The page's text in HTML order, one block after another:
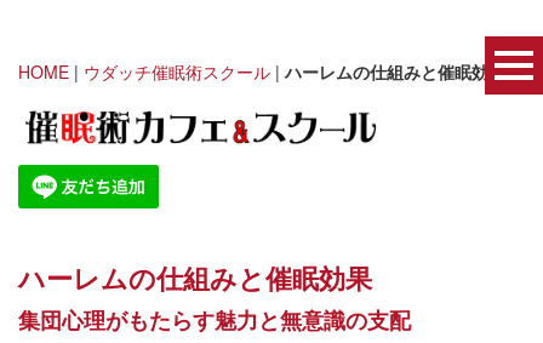
HOME | ウダッチ催眠術スクール |ハーレムの仕組みと催眠効果
ハーレムの仕組みと催眠効果
集団心理がもたらす魅力と無意識の支配